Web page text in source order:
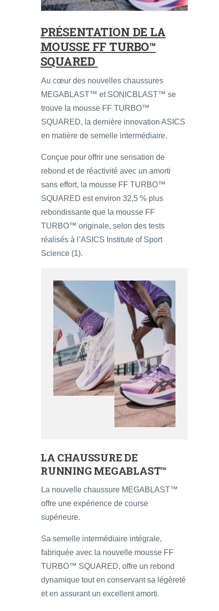
PRÉSENTATION DE LA
MOUSSE FF TURBO™
SQUARED
Au cœur des nouvelles chaussures
MEGABLAST™ et SONICBLAST™ se
trouve la mousse FF TURBO™
SQUARED, la dernière innovation ASICS
en matière de semelle intermédiaire.
Conçue pour offrir une sensation de
rebond et de réactivité avec un amorti
sans effort, la mousse FF TURBO™
SQUARED est environ 32,5 % plus
rebondissante que la mousse FF
TURBO™ originale, selon des tests
réalisés à l’ASICS Institute of Sport
Science (1).
LA CHAUSSURE DE
RUNNING MEGABLAST™
La nouvelle chaussure MEGABLAST™
offre une expérience de course
supérieure.
Sa semelle intermédiaire intégrale,
fabriquée avec la nouvelle mousse FF
TURBO™ SQUARED, offre un rebond
dynamique tout en conservant sa légèreté
et en assurant un excellent amorti.